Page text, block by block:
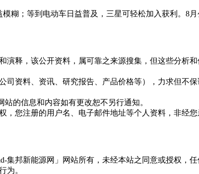
糊；等到电动车日益普及，三星可轻松加入获利。8
演释，该公开资料，属可靠之来源搜集，但这些分析
司资料、资讯、研究报告、产品价格等），力求但不
的信息和内容如有更改恕不另行通知。
，您注册的用户名、电子邮件地址等个人资料，非经
集邦新能源网」网站所有，未经本站之同意或授权，
为。